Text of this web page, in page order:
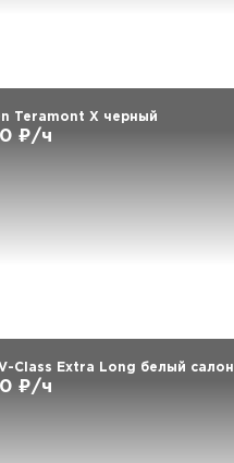
Teramont X черный
₽/ч
Class Extra Long белый салон
₽/ч